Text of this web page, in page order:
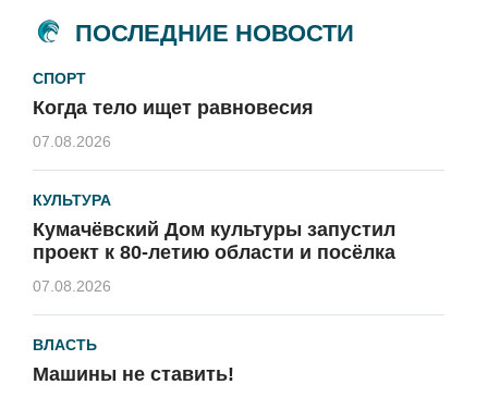
ПОСЛЕДНИЕ НОВОСТИ
СПОРТ
Когда тело ищет равновесия
07.08.2026
КУЛЬТУРА
Кумачёвский Дом культуры запустил
проект к 80-летию области и посёлка
07.08.2026
ВЛАСТЬ
Машины не ставить!